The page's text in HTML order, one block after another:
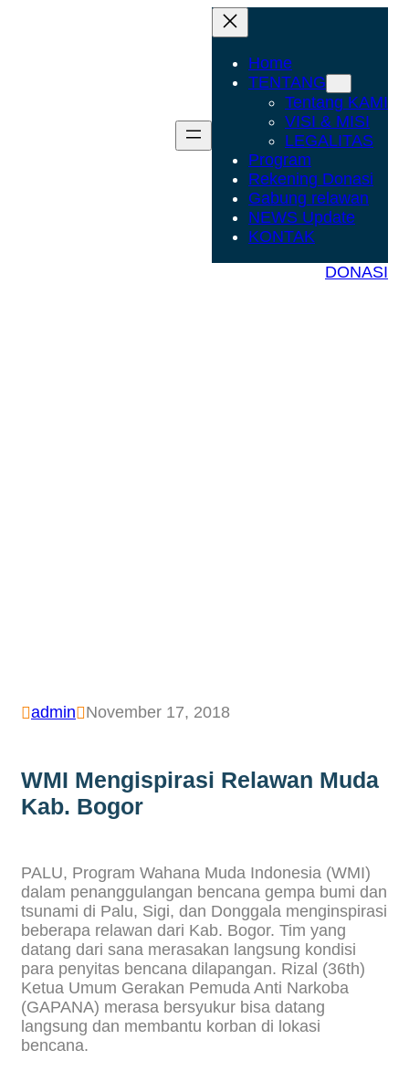
Home
TENTANG
Tentang KAMI
VISI & MISI
LEGALITAS
Program
Rekening Donasi
Gabung relawan
NEWS Update
KONTAK
DONASI
adminNovember 17, 2018
WMI Mengispirasi Relawan Muda
Kab. Bogor
PALU, Program Wahana Muda Indonesia (WMI)
dalam penanggulangan bencana gempa bumi dan
tsunami di Palu, Sigi, dan Donggala menginspirasi
beberapa relawan dari Kab. Bogor. Tim yang
datang dari sana merasakan langsung kondisi
para penyitas bencana dilapangan. Rizal (36th)
Ketua Umum Gerakan Pemuda Anti Narkoba
(GAPANA) merasa bersyukur bisa datang
langsung dan membantu korban di lokasi
bencana.